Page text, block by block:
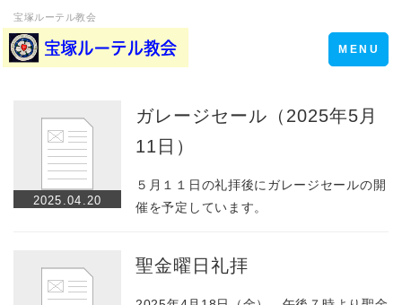
宝塚ルーテル教会
Toggle
navigation
MENU
2025.04.20
ガレージセール（2025年5月
11日）
５月１１日の礼拝後にガレージセールの開
催を予定しています。
聖金曜日礼拝